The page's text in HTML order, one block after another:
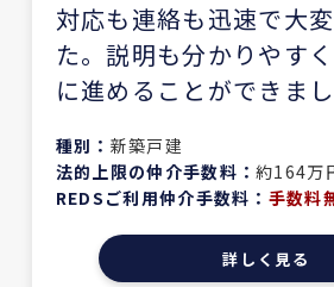
対応も連絡も迅速で大
た。説明も分かりやす
に進めることができま
種別： 新築戸建
法的上限の仲介手数料：約164万
REDSご利用仲介手数料： 手数料
詳しく見る